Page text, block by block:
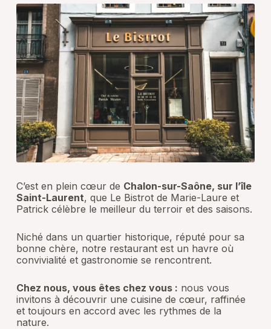
C’est en plein cœur de Chalon-sur-Saône, sur l’île
Saint-Laurent, que Le Bistrot de Marie-Laure et
Patrick célèbre le meilleur du terroir et des saisons.
Niché dans un quartier historique, réputé pour sa
bonne chère, notre restaurant est un havre où
convivialité et gastronomie se rencontrent.
Chez nous, vous êtes chez vous : nous vous
invitons à découvrir une cuisine de cœur, raffinée
et toujours en accord avec les rythmes de la
nature.